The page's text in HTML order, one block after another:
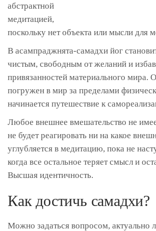
абстрактной
медитацией,
поскольку нет объекта или мысли для
В асампраджнята-самадхи йог
чистым, свободным от желаний и
привязанностей материального мира.
погружен в мир за пределами
начинается путешествие к
Любое внешнее вмешательство не
не будет реагировать ни на какое
углубляется в медитацию, пока не
когда все остальное теряет смысл и
Высшая идентичность.
Как достичь самадхи?
Можно задаться вопросом, актуально